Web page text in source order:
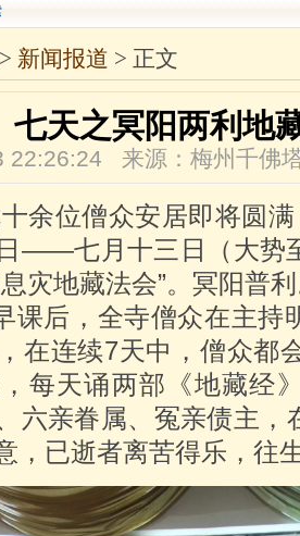
> 新闻报道 > 正文
七天之冥阳两利地
22:26:24 来源：梅州千佛
余位僧众安居即将圆满
——七月十三日（大势
灾地藏法会”。冥阳普
后，全寺僧众在主持
在连续7天中，僧众都
每天诵两部《地藏经
六亲眷属、冤亲债主，
，已逝者离苦得乐，往